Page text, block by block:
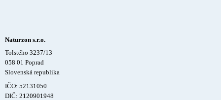
Naturzon s.r.o.
Tolstého 3237/13
058 01 Poprad
Slovenská republika
IČO: 52131050
DIČ: 2120901948